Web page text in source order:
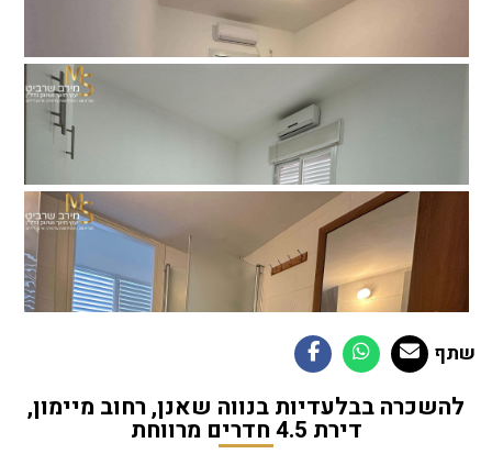
להשכרה בבלעדיות בנווה שאנן, רחוב מיימון,
דירת 4.5 חדרים מרווחת
שתף